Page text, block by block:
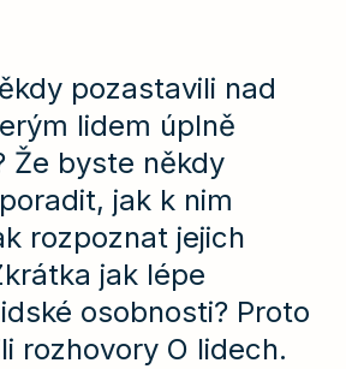
pozastavili nad
lidem úplně
Že byste někdy
jak k nim
rozpoznat jejich
jak lépe
osobnosti? Proto
rozhovory O lidech.